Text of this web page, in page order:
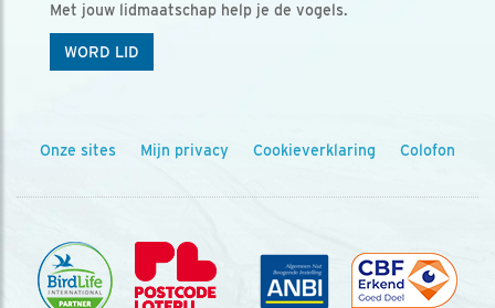
Met jouw lidmaatschap help je de vogels.
WORD LID
Onze sites Mijn privacy Cookieverklaring Colofon